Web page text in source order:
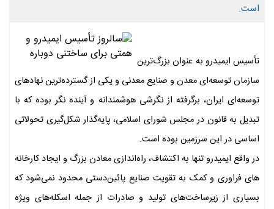
است.
تأسیس ایمیدرو به عنوان بزرگ‌ترین
سازمان توسعه‌ای معدن و صنایع معدنی و یکی از گسترده‌ترین نهادهای
توسعه‌ای ایران، برگرفته از نگرشی هوشمندانه و آینده نگر بوده که با
تبدیل به قانون در مجلس شورای اسلامی، پایه‌گذار شکل‌گیری تحولاتی
اساسی در این سرزمین بوده است.
در واقع ایمیدرو تنها به اکتشاف، راه‌اندازی معادن بزرگ و ایجاد کارخانه
های فراوری و کمک به تقویت صنایع پائین‌دستی محدود نمی‌شود که
بسیاری از زیرساخت‌های تولید و صادرات از جمله اسکله‌های ویژه